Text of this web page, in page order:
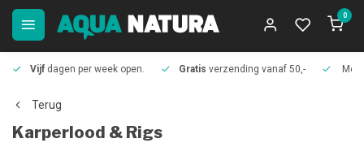
0
Vijf dagen per week open. Gratis verzending vanaf 50,-
Terug
Karperlood & Rigs